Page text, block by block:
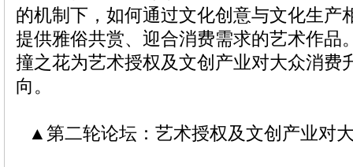
的机制下，如何通过文化创意与文化生产
提供雅俗共赏、迎合消费需求的艺术作品
撞之花为艺术授权及文创产业对大众消费
向。
▲第二轮论坛：艺术授权及文创产业对